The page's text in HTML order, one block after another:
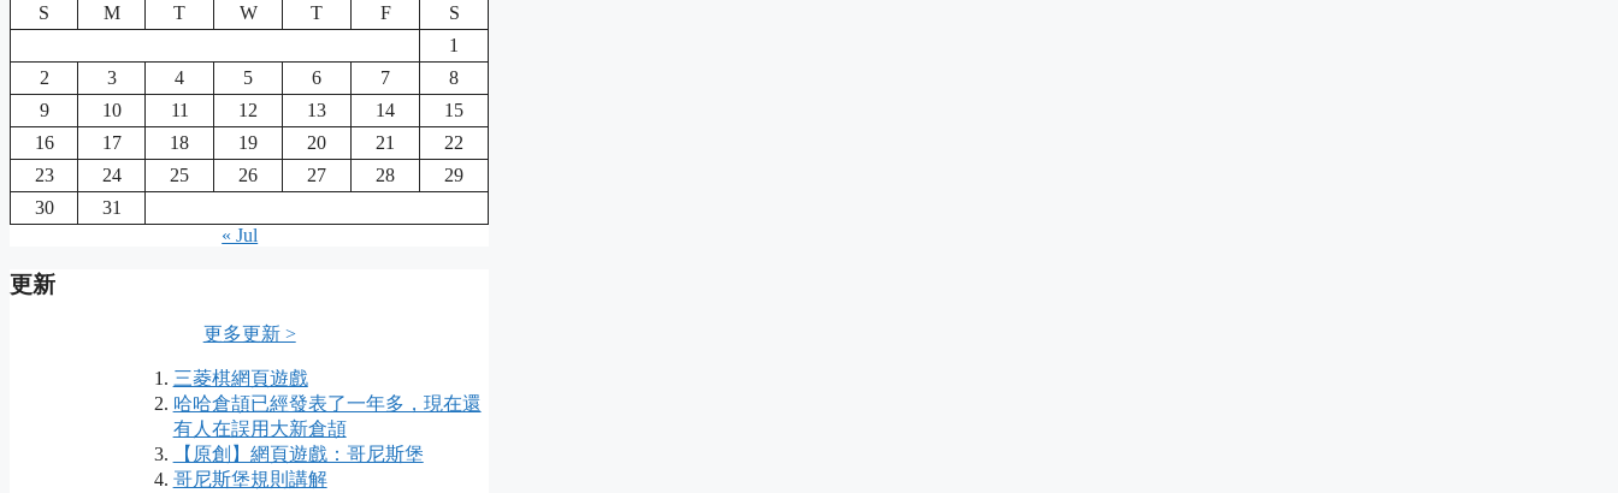
S
M T W T F
S
1
2
3 4 5 6 7
8
9
10 11 12 13 14
15
16
17 18 19 20 21
22
23
24 25 26 27 28
29
30
31
« Jul
更新
更多更新 >
三菱棋網頁遊戲
哈哈倉頡已經發表了一年多，現在還
有人在誤用大新倉頡
【原創】網頁遊戲：哥尼斯堡
哥尼斯堡規則講解